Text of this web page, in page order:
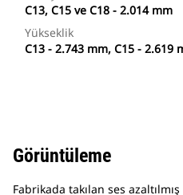
C13, C15 ve C18 - 2.014 mm
Yükseklik
C13 - 2.743 mm, C15 - 2.619
Görüntüleme
Fabrikada takılan ses